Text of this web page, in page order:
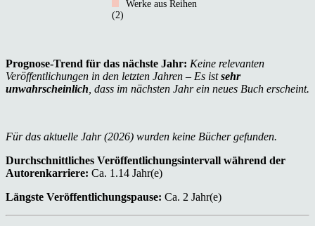
Werke aus Reihen
(2)
Prognose-Trend für das nächste Jahr: Keine relevanten
Veröffentlichungen in den letzten Jahren – Es istsehr
unwahrscheinlich , dass im nächsten Jahr ein neues Buch erscheint.
Für das aktuelle Jahr (2026) wurden keine Bücher gefunden.
Durchschnittliches Veröffentlichungsintervall während der
Autorenkarriere: Ca. 1.14 Jahr(e)
Längste Veröffentlichungspause: Ca. 2 Jahr(e)